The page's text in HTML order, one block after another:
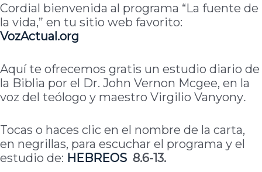
Cordial bienvenida al programa “La fuente de
la vida,” en tu sitio web favorito:
VozActual.org
Aquí te ofrecemos gratis un estudio diario de
la Biblia por el Dr. John Vernon Mcgee, en la
voz del teólogo y maestro Virgilio Vanyony.
Tocas o haces clic en el nombre de la carta,
en negrillas, para escuchar el programa y el
estudio de: HEBREOS 8.6-13.